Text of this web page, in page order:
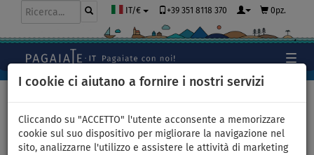
I cookie ci aiutano a fornire i nostri servizi
Cliccando su "ACCETTO" l'utente acconsente a memorizzare
cookie sul suo dispositivo per migliorare la navigazione nel
sito, analizzarne l'utilizzo e assistere le attività di marketing
IT/€ +39 351 8118 370 0pz.